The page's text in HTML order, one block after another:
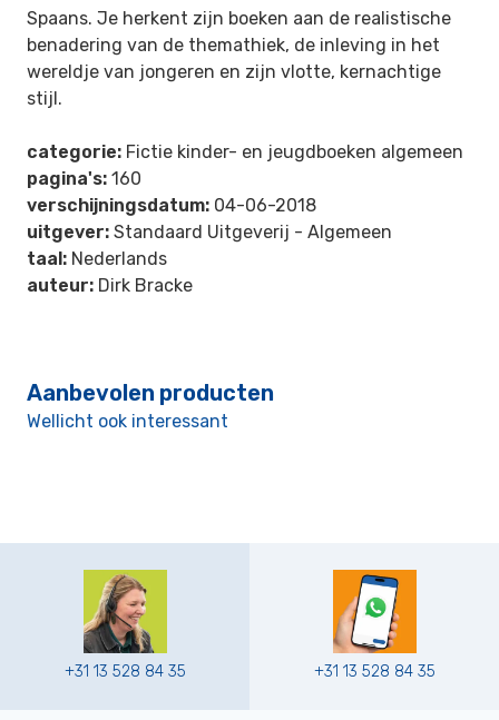
Spaans. Je herkent zijn boeken aan de realistische
benadering van de themathiek, de inleving in het
wereldje van jongeren en zijn vlotte, kernachtige
stijl.
categorie: Fictie kinder- en jeugdboeken algemeen
pagina's: 160
verschijningsdatum: 04-06-2018
uitgever: Standaard Uitgeverij - Algemeen
taal: Nederlands
auteur: Dirk Bracke
Aanbevolen producten
Wellicht ook interessant
+31 13 528 84 35 +31 13 528 84 35